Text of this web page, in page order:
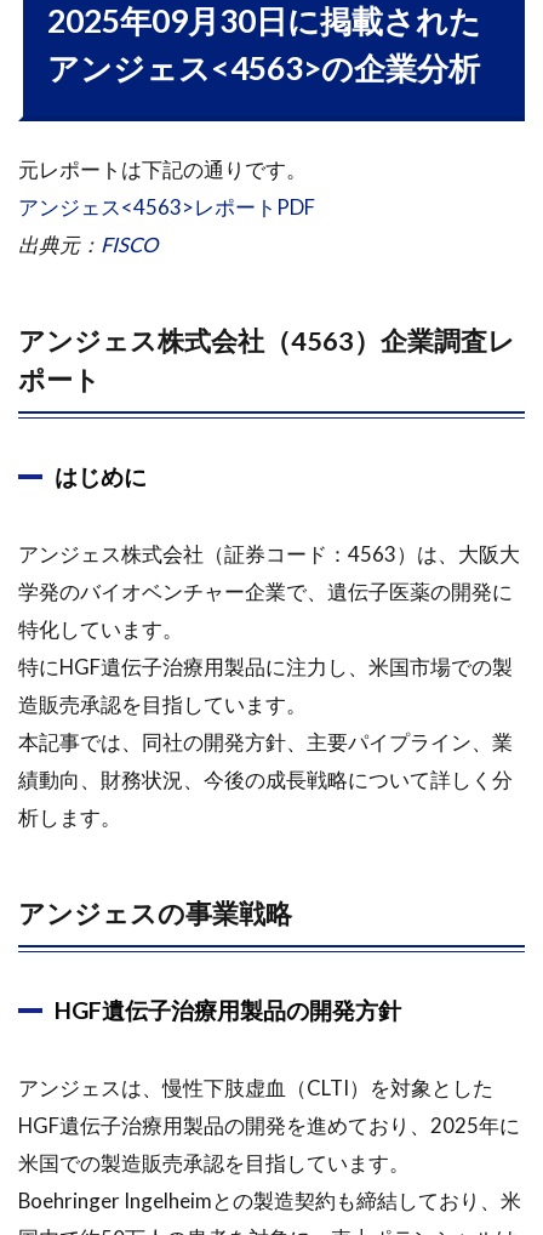
2025年09月30日に掲載された
アンジェス<4563>の企業分析
元レポートは下記の通りです。
アンジェス<4563>レポートPDF
出典元： FISCO
アンジェス株式会社（4563）企業調査レ
ポート
はじめに
アンジェス株式会社（証券コード：4563）は、大阪大
学発のバイオベンチャー企業で、遺伝子医薬の開発に
特化しています。
特にHGF遺伝子治療用製品に注力し、米国市場での製
造販売承認を目指しています。
本記事では、同社の開発方針、主要パイプライン、業
績動向、財務状況、今後の成長戦略について詳しく分
析します。
アンジェスの事業戦略
HGF遺伝子治療用製品の開発方針
アンジェスは、慢性下肢虚血（CLTI）を対象とした
HGF遺伝子治療用製品の開発を進めており、2025年に
米国での製造販売承認を目指しています。
Boehringer Ingelheimとの製造契約も締結しており、米